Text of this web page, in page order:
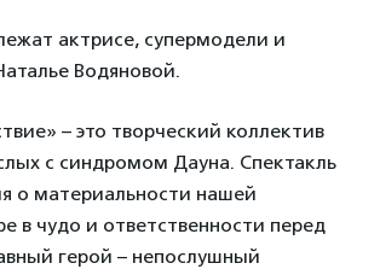
актрисе, супермодели и
Водяновой.
– это творческий коллектив
с синдромом Дауна. Спектакль
о материальности нашей
в чудо и ответственности перед
герой – непослушный